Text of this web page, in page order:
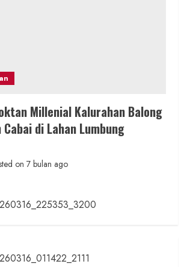
Millenial Kalurahan Balong
Cabai di Lahan Lumbung
on 7 bulan ago